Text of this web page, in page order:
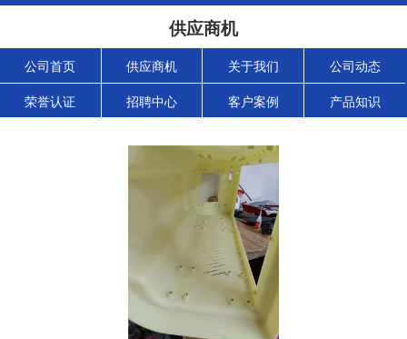
供应商机
公司首页 供应商机 关于我们 公司动态
荣誉认证 招聘中心 客户案例 产品知识